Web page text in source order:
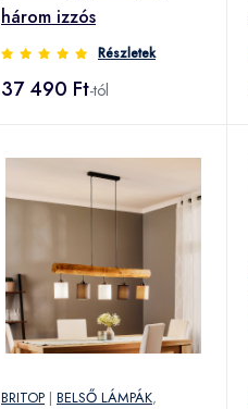
három izzós
Részletek
37 490 Ft-tól
BRITOP | BELSŐ LÁMPÁK,